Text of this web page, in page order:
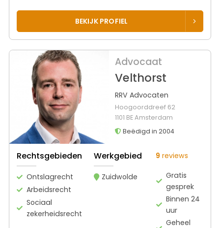
BEKIJK PROFIEL
Advocaat
Velthorst
RRV Advocaten
Hoogoorddreef 62
1101 BE Amsterdam
Beëdigd in 2004
Rechtsgebieden
Ontslagrecht
Arbeidsrecht
Sociaal
zekerheidsrecht
Werkgebied
Zuidwolde
9 reviews
Gratis
gesprek
Binnen 24
uur
Geheel